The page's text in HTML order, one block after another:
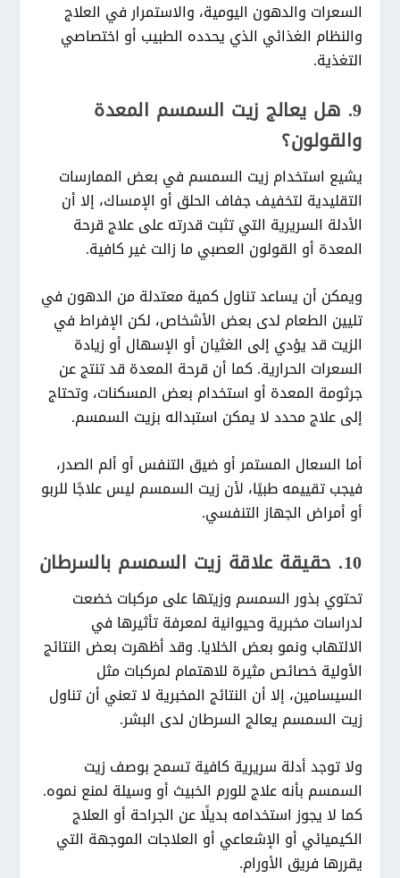
السعرات والدهون اليومية، والاستمرار في العلاج
والنظام الغذائي الذي يحدده الطبيب أو اختصاصي
التغذية.
9. هل يعالج زيت السمسم المعدة
والقولون؟
يشيع استخدام زيت السمسم في بعض الممارسات
التقليدية لتخفيف جفاف الحلق أو الإمساك، إلا أن
الأدلة السريرية التي تثبت قدرته على علاج قرحة
المعدة أو القولون العصبي ما زالت غير كافية.
ويمكن أن يساعد تناول كمية معتدلة من الدهون في
تليين الطعام لدى بعض الأشخاص، لكن الإفراط في
الزيت قد يؤدي إلى الغثيان أو الإسهال أو زيادة
السعرات الحرارية. كما أن قرحة المعدة قد تنتج عن
جرثومة المعدة أو استخدام بعض المسكنات، وتحتاج
إلى علاج محدد لا يمكن استبداله بزيت السمسم.
أما السعال المستمر أو ضيق التنفس أو ألم الصدر،
فيجب تقييمه طبيًا، لأن زيت السمسم ليس علاجًا للربو
أو أمراض الجهاز التنفسي.
10. حقيقة علاقة زيت السمسم بالسرطان
تحتوي بذور السمسم وزيتها على مركبات خضعت
لدراسات مخبرية وحيوانية لمعرفة تأثيرها في
الالتهاب ونمو بعض الخلايا. وقد أظهرت بعض النتائج
الأولية خصائص مثيرة للاهتمام لمركبات مثل
السيسامين، إلا أن النتائج المخبرية لا تعني أن تناول
زيت السمسم يعالج السرطان لدى البشر.
ولا توجد أدلة سريرية كافية تسمح بوصف زيت
السمسم بأنه علاج للورم الخبيث أو وسيلة لمنع نموه.
كما لا يجوز استخدامه بديلًا عن الجراحة أو العلاج
الكيميائي أو الإشعاعي أو العلاجات الموجهة التي
يقررها فريق الأورام.